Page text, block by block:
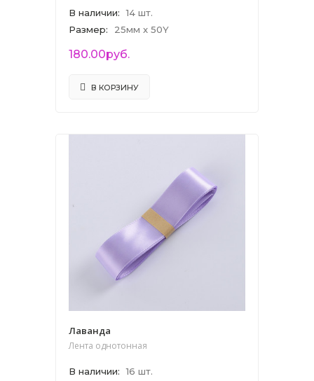
В наличии:
14 шт.
Размер: 25мм x 50Y
180.00руб.
В КОРЗИНУ
Лаванда
Лента однотонная
В наличии:
16 шт.